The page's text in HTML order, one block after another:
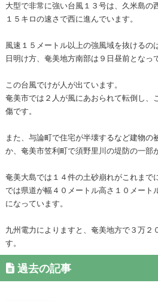
大型で非常に強い台風１３号は、久米島の
１５キロの速さで西に進んでいます。
風速１５メートル以上の強風域を抜けるの
日明け方、奄美地方南部は９日昼前となっ
この台風でけが人が出ています。
奄美市では２人が風にあおられて転倒し、
傷です。
また、与論町で住宅が半壊するなど建物の
か、奄美市笠利町で須野里川の堤防の一部
奄美大島では１４件の土砂崩れがこれまで
では県道が幅４０メートル高さ１０メート
になっています。
九州電力によりますと、奄美地方で３万２
す。
過去の記事